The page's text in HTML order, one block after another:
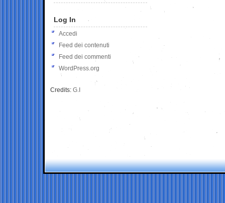
Log In
Accedi
Feed dei contenuti
Feed dei commenti
WordPress.org
Credits: G.I